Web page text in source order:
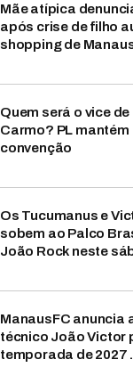
Mãe atípica
após crise de filho
shopping de
Quem será o vice
Carmo? PL
convenção
Os Tucumanus e
sobem ao Palco
João Rock neste
ManausFC anuncia
técnico João Victor
temporada de 2027